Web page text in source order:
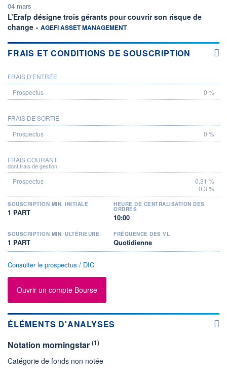
04 mars
L’Erafp désigne trois gérants pour couvrir son risque de
change information fournie par
• AGEFI ASSET MANAGEMENT
FRAIS ET CONDITIONS DE SOUSCRIPTION
PROSPECTUS
FRAIS D'ENTRÉE
0 %
FRAIS DE SORTIE
0 %
FRAIS COURANT
dont frais de gestion
0,31 %
0,3 %
SOUSCRIPTION MIN. INITIALE
1 PART
HEURE DE CENTRALISATION DES
ORDRES
10:00
SOUSCRIPTION MIN. ULTÉRIEURE
1 PART
FRÉQUENCE DES VL
Quotidienne
Consulter le prospectus / DIC
Ouvrir un compte Bourse
ÉLÉMENTS D'ANALYSES
Notation morningstar (1)
Catégorie de fonds non notée